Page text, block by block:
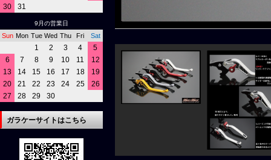
30
31
9月の営業日
Sun Mon Tue Wed Thu Fri Sat
1 2 3 4
5
6
7 8 9 10 11
12
13
14 15 16 17 18
19
20
21 22 23 24 25
26
27
28 29 30
ガラケーサイトはこちら